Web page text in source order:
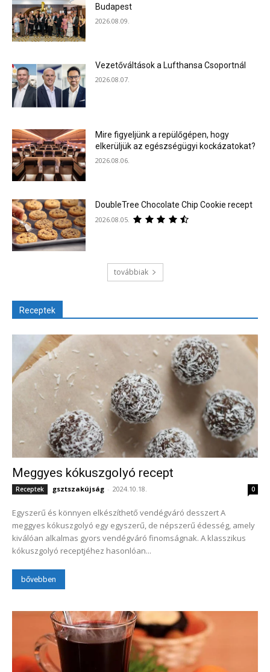
Budapest
2026.08.09.
Vezetőváltások a Lufthansa Csoportnál
2026.08.07.
Mire figyeljünk a repülőgépen, hogy
elkerüljük az egészségügyi kockázatokat?
2026.08.06.
DoubleTree Chocolate Chip Cookie recept
2026.08.05.
továbbiak
Receptek
Meggyes kókuszgolyó recept
Receptek gsztszakújság - 2024.10.18. 0
Egyszerű és könnyen elkészíthető vendégváró desszert A
meggyes kókuszgolyó egy egyszerű, de népszerű édesség, amely
kiválóan alkalmas gyors vendégváró finomságnak. A klasszikus
kókuszgolyó receptjéhez hasonlóan...
bővebben